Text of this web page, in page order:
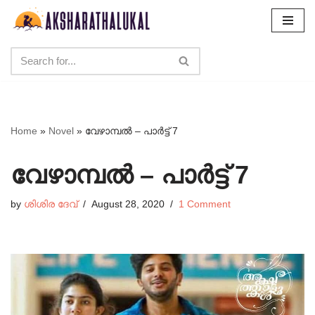
content
Home » Novel » വേഴാമ്പൽ – പാർട്ട്‌ 7
വേഴാമ്പൽ – പാർട്ട്‌ 7
by ശിശിര ദേവ് August 28, 2020 1 Comment